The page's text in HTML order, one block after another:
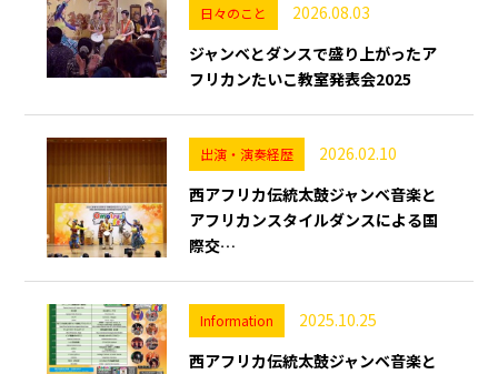
日々のこと
2026.08.03
ジャンベとダンスで盛り上がったア
フリカンたいこ教室発表会2025
出演・演奏経歴
2026.02.10
西アフリカ伝統太鼓ジャンベ音楽と
アフリカンスタイルダンスによる国
際交…
Information
2025.10.25
西アフリカ伝統太鼓ジャンベ音楽と